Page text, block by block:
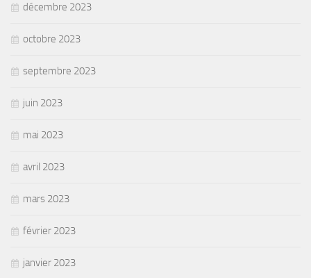
décembre 2023
octobre 2023
septembre 2023
juin 2023
mai 2023
avril 2023
mars 2023
février 2023
janvier 2023